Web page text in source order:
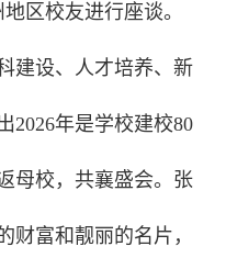
区校友进行座谈。
建设、人才培养、新
2026年是学校建校80
母校，共襄盛会。张
财富和靓丽的名片，